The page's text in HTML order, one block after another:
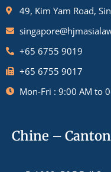
49, Kim Yam Road,
+65 6755 9019
+65 6755 9017
Mon-Fri : 9:00 AM to
Chine – Canton